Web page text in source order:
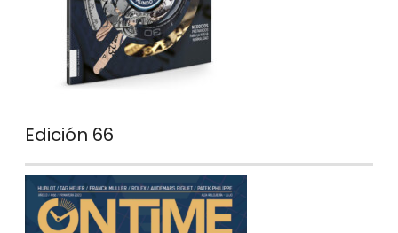
Edición 66